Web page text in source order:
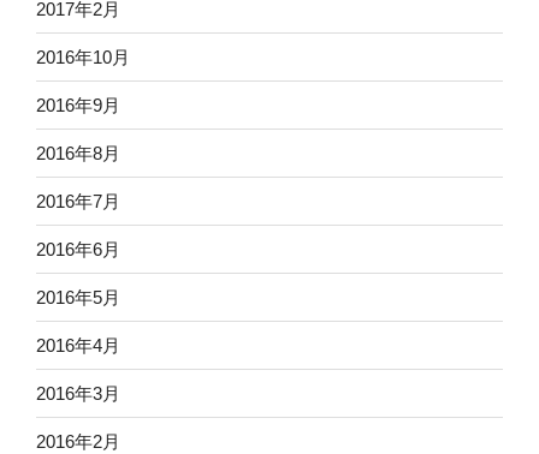
2017年2月
2016年10月
2016年9月
2016年8月
2016年7月
2016年6月
2016年5月
2016年4月
2016年3月
2016年2月